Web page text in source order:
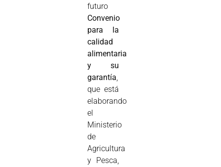
futuro
Convenio
para la
calidad
alimentaria
y su
garantía,
que está
elaborando
el
Ministerio
de
Agricultura
y Pesca,